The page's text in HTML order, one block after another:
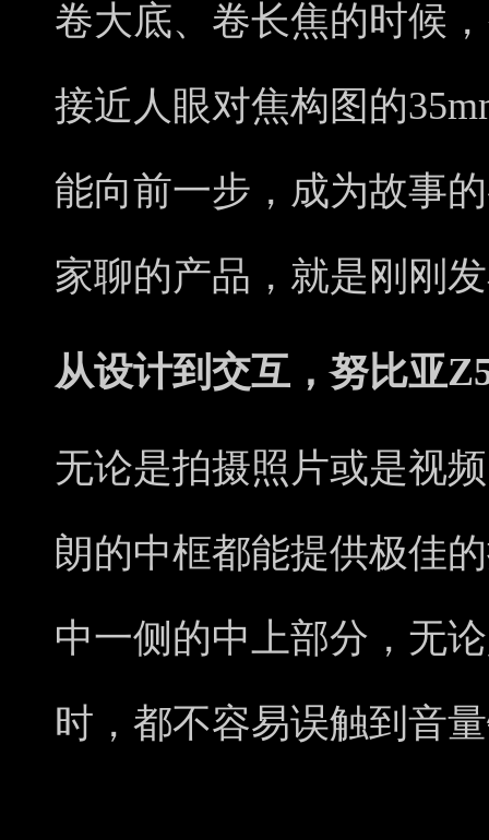
卷大底、卷长焦的时候
接近人眼对焦构图的
能向前一步，成为故事
家聊的产品，就是刚刚
从设计到交互，努比亚
无论是拍摄照片或是视
朗的中框都能提供极佳
中一侧的中上部分，无
时，都不容易误触到音